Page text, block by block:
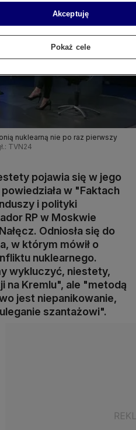
nuklearną nie po raz pierwszy
TVN24
pojawia się w jego
w "Faktach
i polityki
RP w Moskwie
Odniosła się do
w którym mówił o
nuklearnego.
wykluczyć, niestety,
na Kremlu", ale "metodą
jest niepanikowanie,
szantażowi".
Akceptuję
Pokaż cele